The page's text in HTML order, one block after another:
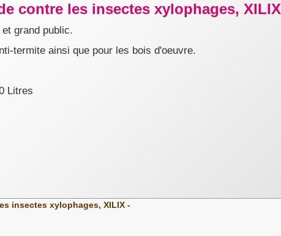
contre les insectes xylophages, XILIX
grand public.
termite ainsi que pour les bois d'oeuvre.
Litres
insectes xylophages, XILIX -